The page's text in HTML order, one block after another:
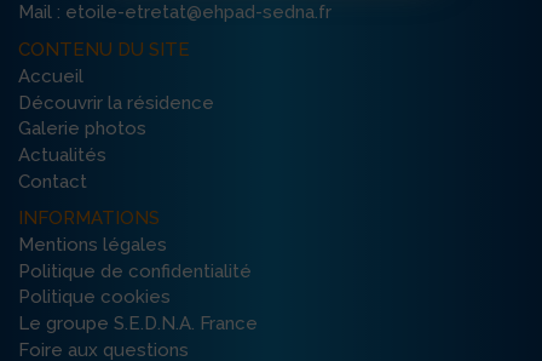
Mail : etoile-etretat@ehpad-sedna.fr
CONTENU DU SITE
Accueil
Découvrir la résidence
Galerie photos
Actualités
Contact
INFORMATIONS
Mentions légales
Politique de confidentialité
Politique cookies
Le groupe S.E.D.N.A. France
Foire aux questions